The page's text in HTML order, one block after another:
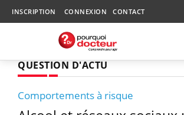
INSCRIPTION CONNEXION CONTACT
QUESTION D'ACTU
Comportements à risque